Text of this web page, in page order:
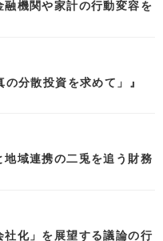
機関や家計の行動変容を
分散投資を求めて」』
域連携の二兎を追う財務
化」を展望する議論の行